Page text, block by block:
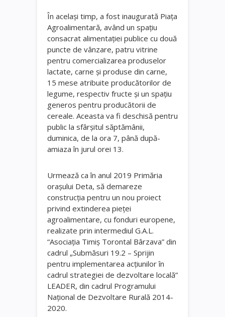
În acelaşi timp, a fost inaugurată Piaţa
Agroalimentară, având un spaţiu
consacrat alimentaţiei publice cu două
puncte de vânzare, patru vitrine
pentru comercializarea produselor
lactate, carne şi produse din carne,
15 mese atribuite producătorilor de
legume, respectiv fructe şi un spaţiu
generos pentru producătorii de
cereale. Aceasta va fi deschisă pentru
public la sfârşitul săptămânii,
duminica, de la ora 7, până după-
amiaza în jurul orei 13.
Urmează ca în anul 2019 Primăria
oraşului Deta, să demareze
construcţia pentru un nou proiect
privind extinderea pieţei
agroalimentare, cu fonduri europene,
realizate prin intermediul G.A.L.
“Asociaţia Timiş Torontal Bârzava” din
cadrul „Submăsuri 19.2 – Sprijin
pentru implementarea acțiunilor în
cadrul strategiei de dezvoltare locală”
LEADER, din cadrul Programului
Naţional de Dezvoltare Rurală 2014-
2020.